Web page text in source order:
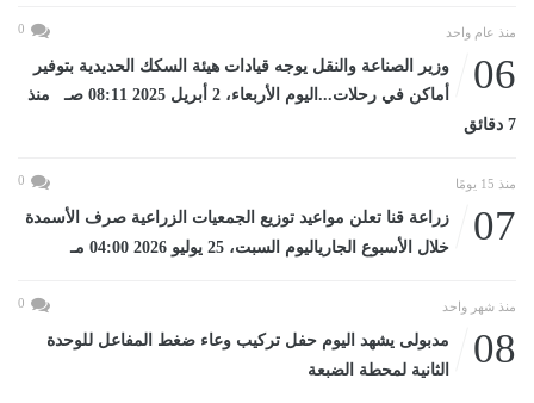
منذ عام واحد 0
06
وزير الصناعة والنقل يوجه قيادات هيئة السكك الحديدية بتوفير
أماكن في رحلات...اليوم الأربعاء، 2 أبريل 2025 08:11 صـ منذ
7 دقائق
منذ 15 يومًا 0
07
زراعة قنا تعلن مواعيد توزيع الجمعيات الزراعية صرف الأسمدة
خلال الأسبوع الجارياليوم السبت، 25 يوليو 2026 04:00 مـ
منذ شهر واحد 0
08
مدبولى يشهد اليوم حفل تركيب وعاء ضغط المفاعل للوحدة
الثانية لمحطة الضبعة